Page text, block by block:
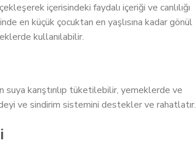
içerisindeki faydalı içeriği ve canlılığı
en küçük çocuktan en yaşlısına kadar gönül
kullanılabilir.
suya karıştırılıp tüketilebilir, yemeklerde ve
ve sindirim sistemini destekler ve rahatlatır.